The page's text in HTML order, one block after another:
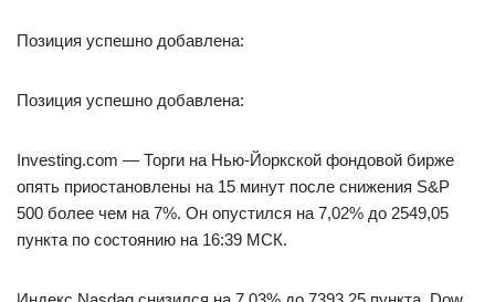
Позиция успешно добавлена:
Позиция успешно добавлена:
Investing.com — Торги на Нью-Йоркской фондовой бирже
опять приостановлены на 15 минут после снижения S&P
500 более чем на 7%. Он опустился на 7,02% до 2549,05
пункта по состоянию на 16:39 МСК.